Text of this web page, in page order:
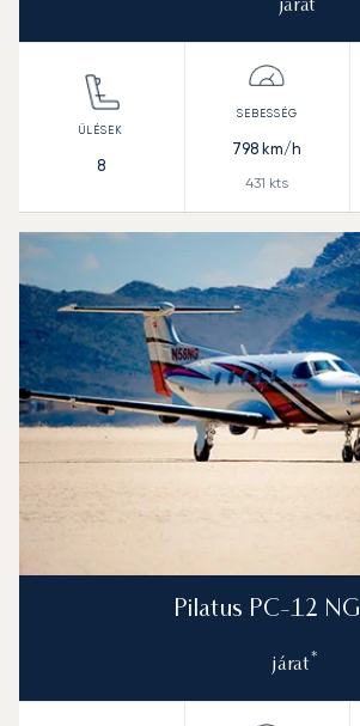
járat
8
798 km/h
431 kts
Pilatus PC-12 NG
járat*